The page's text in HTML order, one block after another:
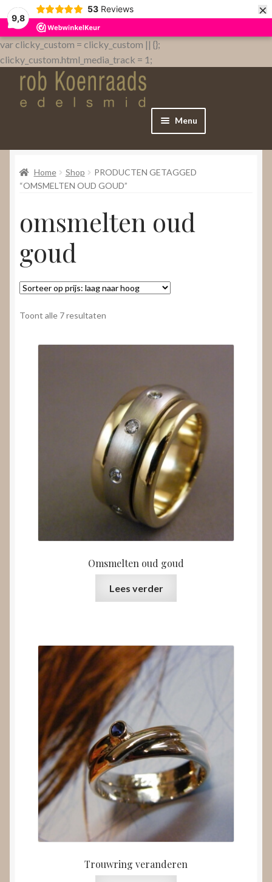
9,8
53 Reviews ×
var clicky_custom = clicky_custom || {};
clicky_custom.html_media_track = 1;
Menu
Home
WebShop
Contact
Nieuws
Video’s
Home Shop
PRODUCTEN GETAGGED
“OMSMELTEN OUD GOUD”
omsmelten oud
goud
Toont alle 7 resultaten
Omsmelten oud goud
Lees verder
Trouwring veranderen